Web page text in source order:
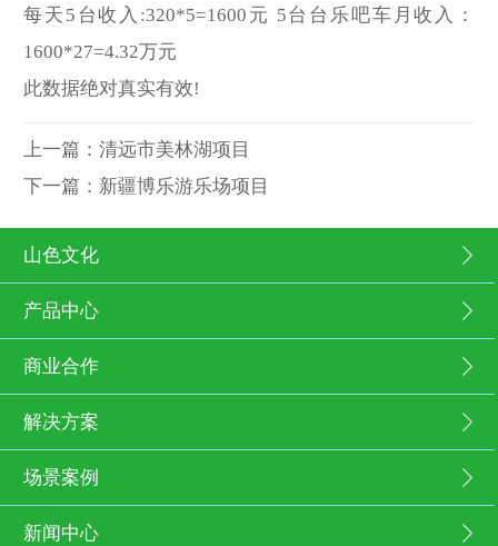
每天5台收入:320*5=1600元 5台台乐吧车月收入：
1600*27=4.32万元
此数据绝对真实有效!
上一篇： 清远市美林湖项目
下一篇： 新疆博乐游乐场项目
山色文化
产品中心
商业合作
解决方案
场景案例
新闻中心